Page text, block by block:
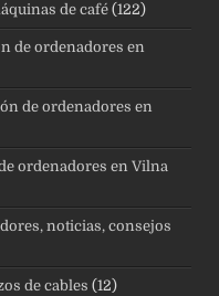
de café (122)
de ordenadores en
de ordenadores en
ordenadores en Vilna
noticias, consejos
de cables (12)